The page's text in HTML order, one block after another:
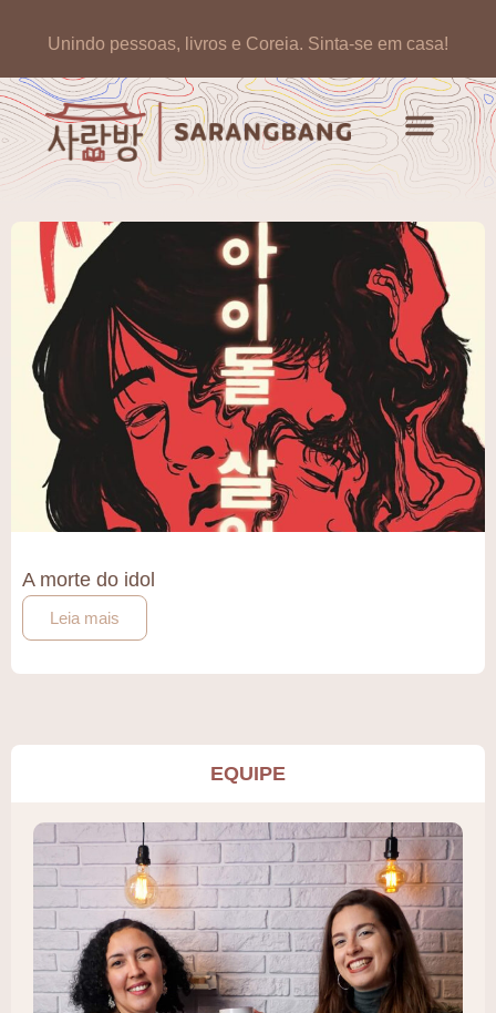
Unindo pessoas, livros e Coreia. Sinta-se em casa!
A morte do idol
Leia mais
EQUIPE